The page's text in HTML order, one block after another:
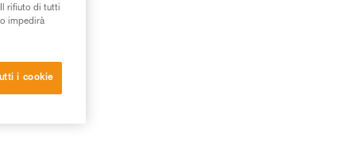
rifiuto di tutti
impedirà
i cookie